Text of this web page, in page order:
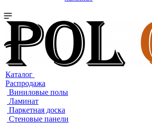
Каталог
Распродажа
Виниловые полы
Ламинат
Паркетная доска
Стеновые панели